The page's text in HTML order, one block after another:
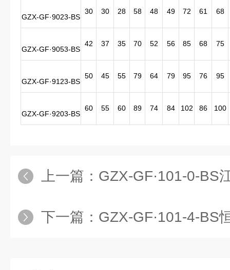
GZX-GF·9023-BS
30 30 28 58 48 49 72 61 68
GZX-GF·9053-BS
42 37 35 70 52 56 85 68 75
GZX-GF·9123-BS
50 45 55 79 64 79 95 76 95
GZX-GF·9203-BS
60 55 60 89 74 84 102 86 100
上一篇： GZX-GF·101-0-BS
下一篇： GZX-GF·101-4-BS恒温鼓